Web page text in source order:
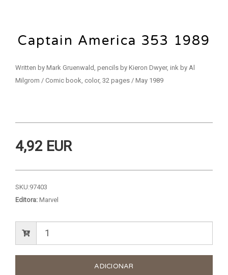
Captain America 353 1989
Written by Mark Gruenwald, pencils by Kieron Dwyer, ink by Al
Milgrom / Comic book, color, 32 pages / May 1989
4,92 EUR
SKU:97403
Editora: Marvel